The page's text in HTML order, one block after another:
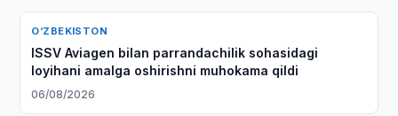
O‘ZBEKISTON
ISSV Aviagen bilan parrandachilik sohasidagi
loyihani amalga oshirishni muhokama qildi
06/08/2026